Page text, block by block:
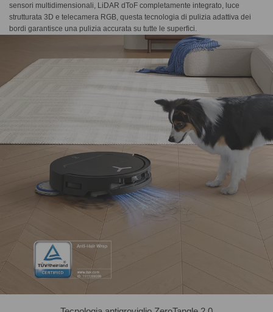
sensori multidimensionali, LiDAR dToF completamente integrato, luce
strutturata 3D e telecamera RGB, questa tecnologia di pulizia adattiva dei
bordi garantisce una pulizia accurata su tutte le superfici.